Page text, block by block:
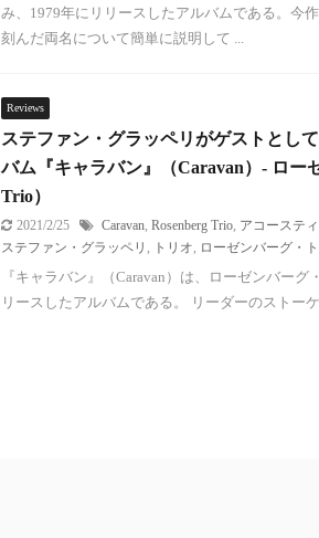
み、1979年にリリースしたアルバムである。今
刻んだ両名について簡単に説明して ...
Reviews
ステファン・グラッペリがゲストとし
バム『キャラバン』（Caravan）- ロー
Trio）
2021/2/25 Caravan Rosenberg Trio アコーステ
ステファン・グラッペリ
トリオ ローゼンバーグ・
『キャラバン』（Caravan）は、ローゼンバーグ
リースしたアルバムである。 リーダーのストー